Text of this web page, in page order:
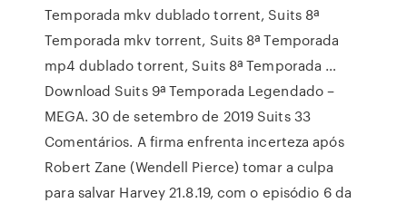
Temporada mkv dublado torrent, Suits 8ª
Temporada mkv torrent, Suits 8ª Temporada
mp4 dublado torrent, Suits 8ª Temporada …
Download Suits 9ª Temporada Legendado –
MEGA. 30 de setembro de 2019 Suits 33
Comentários. A firma enfrenta incerteza após
Robert Zane (Wendell Pierce) tomar a culpa
para salvar Harvey 21.8.19, com o episódio 6 da